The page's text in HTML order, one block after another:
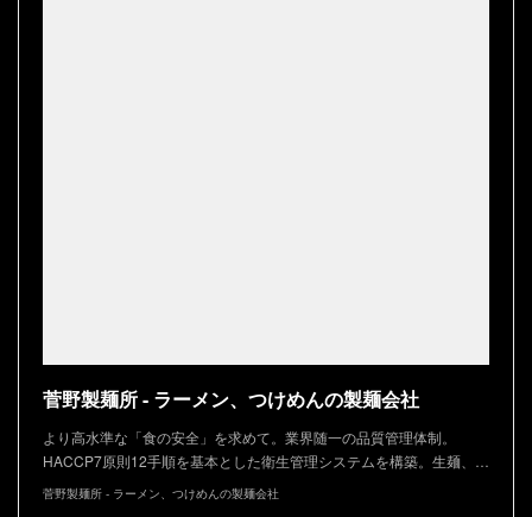
菅野製麺所 - ラーメン、つけめんの製麺会社
より高水準な「食の安全」を求めて。業界随一の品質管理体制。
HACCP7原則12手順を基本とした衛生管理システムを構築。生麺、…
菅野製麺所 - ラーメン、つけめんの製麺会社